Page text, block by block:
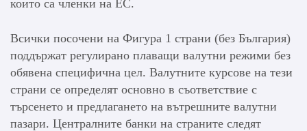
които са членки на ЕС.
Всички посочени на Фигура 1 страни (без България)
поддържат регулирано плаващи валутни режими без
обявена специфична цел. Валутните курсове на тези
страни се определят основно в съответствие с
търсенето и предлагането на вътрешните валутни
пазари. Централните банки на страните следят